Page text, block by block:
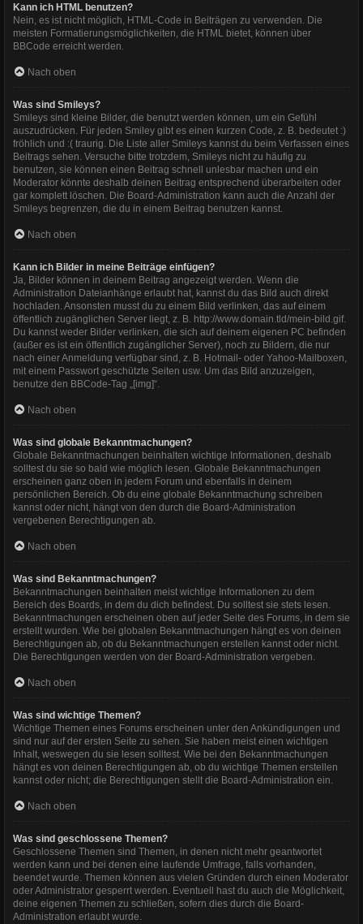
Kann ich HTML benutzen?
Nein, es ist nicht möglich, HTML-Code in Beiträgen zu verwenden. Die
meisten Formatierungsmöglichkeiten, die HTML bietet, können über
BBCode erreicht werden.
Nach oben
Was sind Smileys?
Smileys sind kleine Bilder, die benutzt werden können, um ein Gefühl
auszudrücken. Für jeden Smiley gibt es einen kurzen Code, z. B. bedeutet :)
fröhlich und :( traurig. Die Liste aller Smileys kannst du beim Verfassen eines
Beitrags sehen. Versuche bitte trotzdem, Smileys nicht zu häufig zu
benutzen, sie können einen Beitrag schnell unlesbar machen und ein
Moderator könnte deshalb deinen Beitrag entsprechend überarbeiten oder
gar komplett löschen. Die Board-Administration kann auch die Anzahl der
Smileys begrenzen, die du in einem Beitrag benutzen kannst.
Nach oben
Kann ich Bilder in meine Beiträge einfügen?
Ja, Bilder können in deinem Beitrag angezeigt werden. Wenn die
Administration Dateianhänge erlaubt hat, kannst du das Bild auch direkt
hochladen. Ansonsten musst du zu einem Bild verlinken, das auf einem
öffentlich zugänglichen Server liegt, z. B. http://www.domain.tld/mein-bild.gif.
Du kannst weder Bilder verlinken, die sich auf deinem eigenen PC befinden
(außer es ist ein öffentlich zugänglicher Server), noch zu Bildern, die nur
nach einer Anmeldung verfügbar sind, z. B. Hotmail- oder Yahoo-Mailboxen,
mit einem Passwort geschützte Seiten usw. Um das Bild anzuzeigen,
benutze den BBCode-Tag „[img]“.
Nach oben
Was sind globale Bekanntmachungen?
Globale Bekanntmachungen beinhalten wichtige Informationen, deshalb
solltest du sie so bald wie möglich lesen. Globale Bekanntmachungen
erscheinen ganz oben in jedem Forum und ebenfalls in deinem
persönlichen Bereich. Ob du eine globale Bekanntmachung schreiben
kannst oder nicht, hängt von den durch die Board-Administration
vergebenen Berechtigungen ab.
Nach oben
Was sind Bekanntmachungen?
Bekanntmachungen beinhalten meist wichtige Informationen zu dem
Bereich des Boards, in dem du dich befindest. Du solltest sie stets lesen.
Bekanntmachungen erscheinen oben auf jeder Seite des Forums, in dem sie
erstellt wurden. Wie bei globalen Bekanntmachungen hängt es von deinen
Berechtigungen ab, ob du Bekanntmachungen erstellen kannst oder nicht.
Die Berechtigungen werden von der Board-Administration vergeben.
Nach oben
Was sind wichtige Themen?
Wichtige Themen eines Forums erscheinen unter den Ankündigungen und
sind nur auf der ersten Seite zu sehen. Sie haben meist einen wichtigen
Inhalt, weswegen du sie lesen solltest. Wie bei den Bekanntmachungen
hängt es von deinen Berechtigungen ab, ob du wichtige Themen erstellen
kannst oder nicht; die Berechtigungen stellt die Board-Administration ein.
Nach oben
Was sind geschlossene Themen?
Geschlossene Themen sind Themen, in denen nicht mehr geantwortet
werden kann und bei denen eine laufende Umfrage, falls vorhanden,
beendet wurde. Themen können aus vielen Gründen durch einen Moderator
oder Administrator gesperrt werden. Eventuell hast du auch die Möglichkeit,
deine eigenen Themen zu schließen, sofern dies durch die Board-
Administration erlaubt wurde.